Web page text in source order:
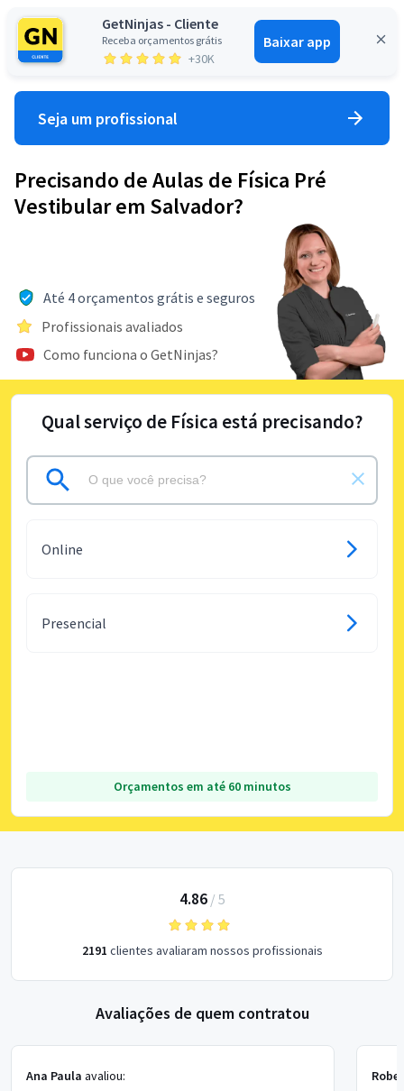
GetNinjas - Cliente
Receba orçamentos grátis
+30K
Baixar app
Entrar
Seja um profissional
Precisando de Aulas de Física Pré
Vestibular em Salvador?
Até 4 orçamentos grátis e seguros
Profissionais avaliados
Como funciona o GetNinjas?
Qual serviço de Física está precisando?
Online
Presencial
Orçamentos em até 60 minutos
4.86/ 5
2191 clientes avaliaram nossos profissionais
Avaliações de quem contratou
Ana Paula avaliou: